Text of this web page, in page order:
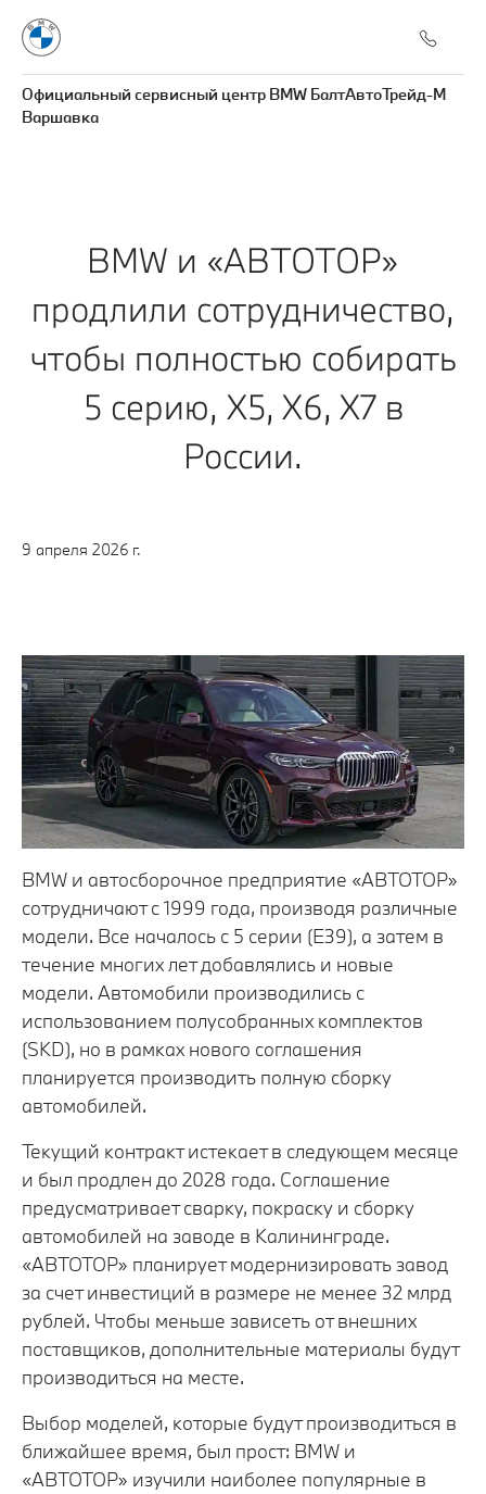
Официальный сервисный центр BMW БалтАвтоТрейд-М
Варшавка
BMW и «АВТОТОР»
продлили сотрудничество,
чтобы полностью собирать
5 серию, X5, X6, X7 в
России.
9 апреля 2026 г.
BMW и автосборочное предприятие «АВТОТОР»
сотрудничают с 1999 года, производя различные
модели. Все началось с 5 серии (E39), а затем в
течение многих лет добавлялись и новые
модели. Автомобили производились с
использованием полусобранных комплектов
(SKD), но в рамках нового соглашения
планируется производить полную сборку
автомобилей.
Текущий контракт истекает в следующем месяце
и был продлен до 2028 года. Соглашение
предусматривает сварку, покраску и сборку
автомобилей на заводе в Калининграде.
«АВТОТОР» планирует модернизировать завод
за счет инвестиций в размере не менее 32 млрд
рублей. Чтобы меньше зависеть от внешних
поставщиков, дополнительные материалы будут
производиться на месте.
Выбор моделей, которые будут производиться в
ближайшее время, был прост: BMW и
«АВТОТОР» изучили наиболее популярные в